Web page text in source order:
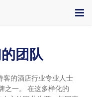
团队
客的酒店行业专业人士
之一。 在这多样化的